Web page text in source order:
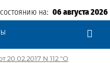
на: 06 августа 2026
20.02.2017 N 112 "О